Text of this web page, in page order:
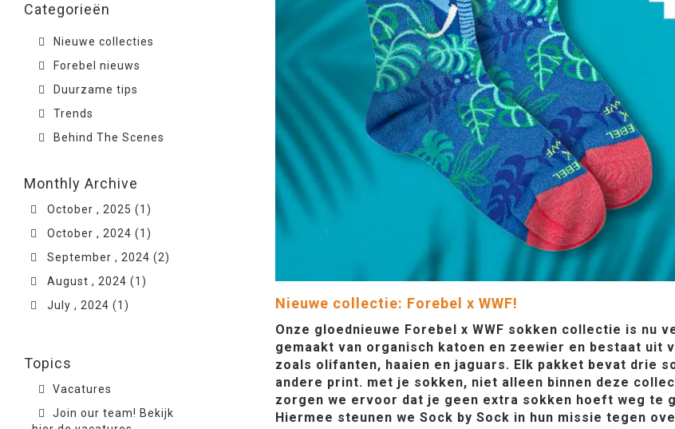
Nieuwe collectie: Forebel x WWF!
Onze gloednieuwe Forebel x WWF sokken collectie is
gemaakt van organisch katoen en zeewier en bestaat
zoals olifanten, haaien en jaguars. Elk pakket bevat drie
andere print. met je sokken, niet alleen binnen deze
zorgen we ervoor dat je geen extra sokken hoeft weg
Hiermee steunen we Sock by Sock in hun missie tegen
Categorieën
Nieuwe collecties
Forebel nieuws
Duurzame tips
Trends
Behind The Scenes
Monthly Archive
October , 2025 (1)
October , 2024 (1)
September , 2024 (2)
August , 2024 (1)
July , 2024 (1)
Topics
Vacatures
Join our team! Bekijk